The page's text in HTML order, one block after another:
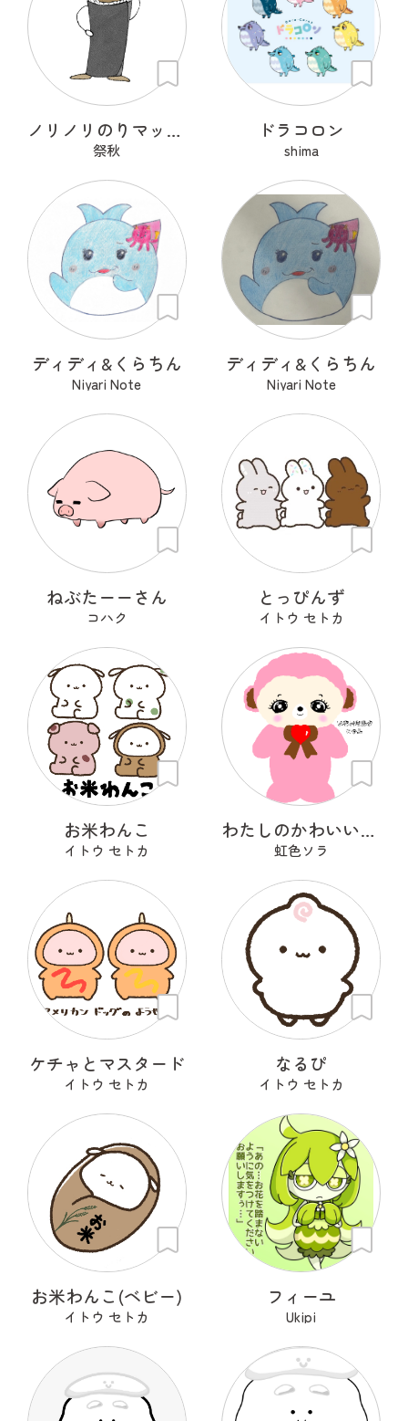
ノリノリのりマッキーさん
祭秋
ドラコロン
shima
ディディ&くらちん
Niyari Note
ディディ&くらちん
Niyari Note
ねぶたーーさん
コハク
とっぴんず
イトウ セトカ
お米わんこ
イトウ セトカ
わたしのかわいいせかい
虹色ソラ
ケチャとマスタード
イトウ セトカ
なるぴ
イトウ セトカ
お米わんこ(ベビー)
イトウ セトカ
フィーユ
Ukipi